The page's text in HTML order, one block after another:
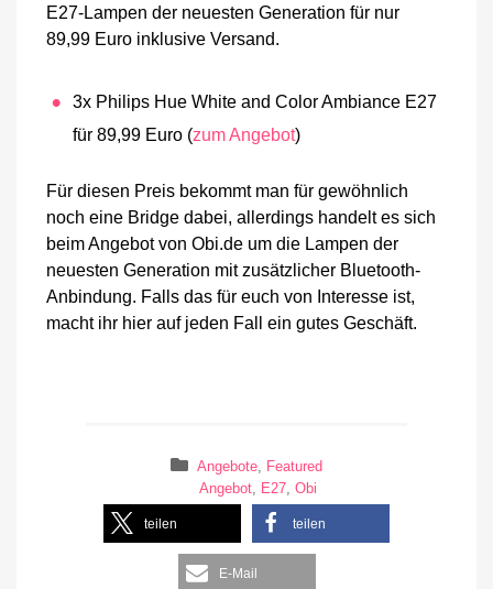
E27-Lampen der neuesten Generation für nur
89,99 Euro inklusive Versand.
3x Philips Hue White and Color Ambiance E27
für 89,99 Euro (zum Angebot)
Für diesen Preis bekommt man für gewöhnlich
noch eine Bridge dabei, allerdings handelt es sich
beim Angebot von Obi.de um die Lampen der
neuesten Generation mit zusätzlicher Bluetooth-
Anbindung. Falls das für euch von Interesse ist,
macht ihr hier auf jeden Fall ein gutes Geschäft.
Angebote, Featured
Angebot, E27,Obi
teilen teilen
E-Mail